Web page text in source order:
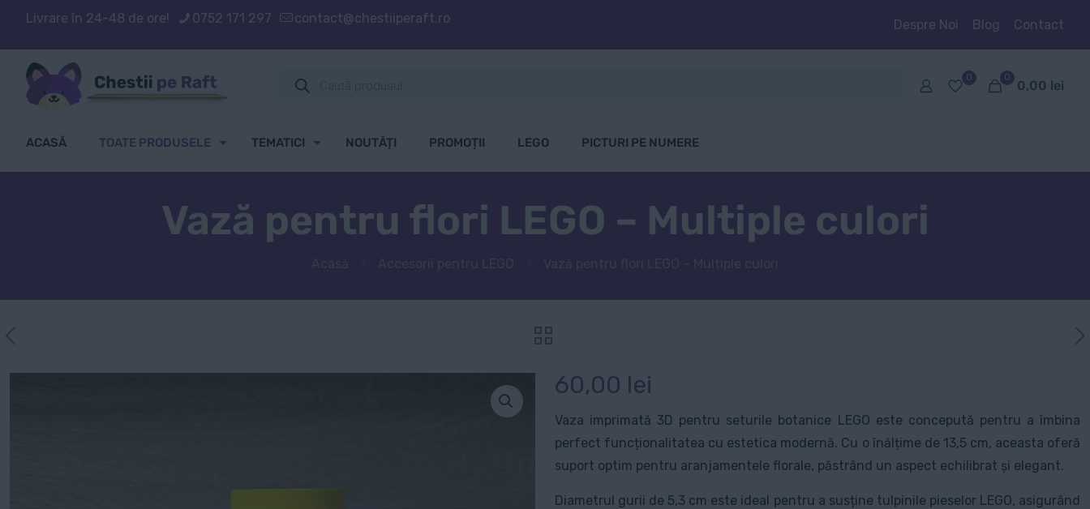
Livrare în 24-48 de ore! 0752 171 297 contact@chestiiperaft.ro Despre Noi Blog Contact
search
0 0
0,00 lei
ACASĂ TOATE PRODUSELE TEMATICI NOUTĂȚI PROMOȚII LEGO PICTURI PE NUMERE
Vază pentru flori LEGO – Multiple culori
60,00 lei
Vaza imprimată 3D pentru seturile botanice LEGO este concepută pentru a îmbina
perfect funcționalitatea cu estetica modernă. Cu o înălțime de 13,5 cm, aceasta oferă
suport optim pentru aranjamentele florale, păstrând un aspect echilibrat și elegant.
Diametrul gurii de 5,3 cm este ideal pentru a susține tulpinile pieselor LEGO, asigurând